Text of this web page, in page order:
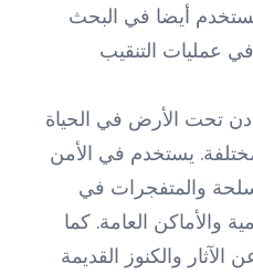
أيضا في البحث
عمليات التنقيب
تحت الأرض في الحياة
يستخدم في الأمن
والمتفجرات في
والأماكن العامة. كما
والكنوز القديمة